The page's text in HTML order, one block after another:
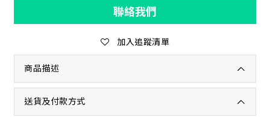
聯絡我們
加入追蹤清單
商品描述
送貨及付款方式